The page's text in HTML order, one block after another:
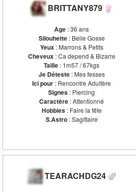
BRITTANY879
Age : 36 ans
Silouhette: Belle Gosse
Yeux : Marrons & Petits
Cheveux : Ca depend & Bizarre
Taille : 1m57 / 67kgs
Je Déteste: Mes fesses
Ici pour : Rencontre Adultère
Signes : Piercing
Caractère : Attentionné
Hobbies: Faire la fête
S.Astro: Sagittaire
TEARACHDG24